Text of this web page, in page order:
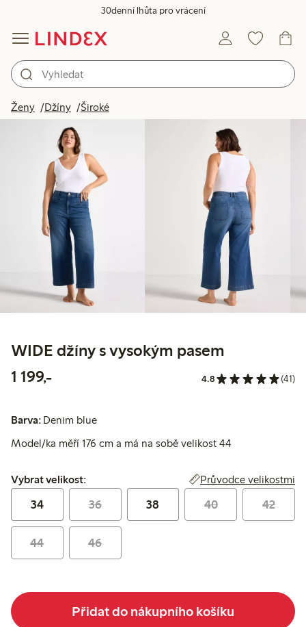
30denní lhůta pro vrácení
Ženy Džíny Široké
WIDE džíny s vysokým pasem
1 199,-1 199,00 Kč 4.8 (41)
Barva: Denim blue
Model/ka měří 176 cm a má na sobě velikost 44
Vybrat velikost:
Vybrat velikost: Průvodce velikostmi
34 36 38 40 42
44 46
Přidat do nákupního košíku